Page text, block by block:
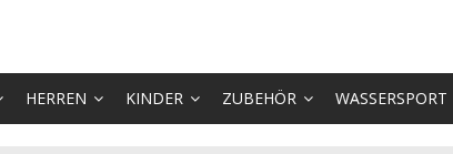
HERREN KINDER ZUBEHÖR WASSERSPORT